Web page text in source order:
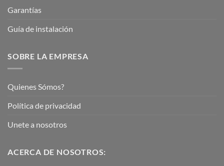
Garantías
Guía de instalación
SOBRE LA EMPRESA
Quienes Sómos?
Política de privacidad
Unete a nosotros
ACERCA DE NOSOTROS: